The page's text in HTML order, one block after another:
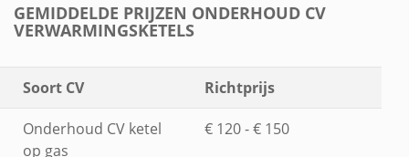
GEMIDDELDE PRIJZEN ONDERHOUD CV
VERWARMINGSKETELS
Soort CV Richtprijs
Onderhoud CV ketel
op gas
€ 120 - € 150